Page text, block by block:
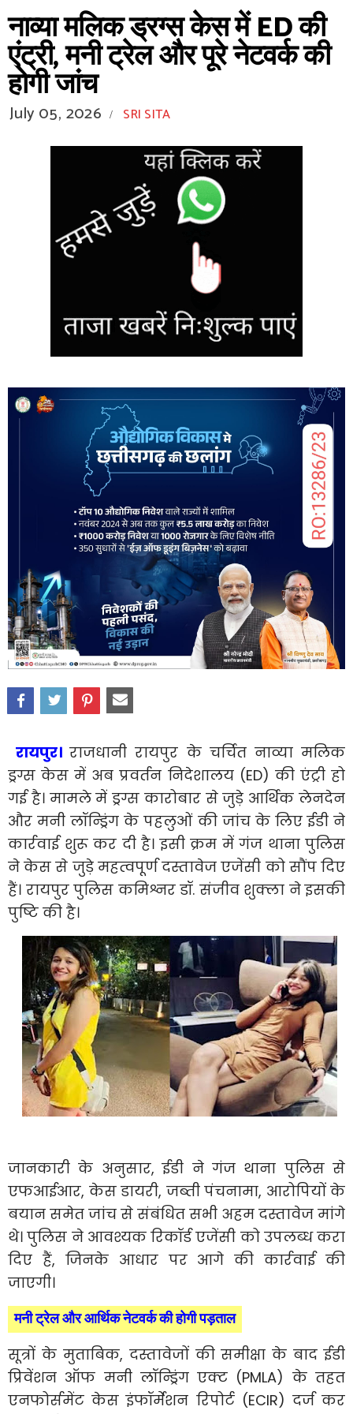
नाव्या मलिक ड्रग्स केस में ED की
एंट्री, मनी ट्रेल और पूरे नेटवर्क की
होगी जांच
July 05, 2026 / SRI SITA
रायपुर। राजधानी रायपुर के चर्चित नाव्या मलिक
ड्रग्स केस में अब प्रवर्तन निदेशालय (ED) की एंट्री हो
गई है। मामले में ड्रग्स कारोबार से जुड़े आर्थिक लेनदेन
और मनी लॉन्ड्रिंग के पहलुओं की जांच के लिए ईडी ने
कार्रवाई शुरू कर दी है। इसी क्रम में गंज थाना पुलिस
ने केस से जुड़े महत्वपूर्ण दस्तावेज एजेंसी को सौंप दिए
हैं। रायपुर पुलिस कमिश्नर डॉ. संजीव शुक्ला ने इसकी
पुष्टि की है।
जानकारी के अनुसार, ईडी ने गंज थाना पुलिस से
एफआईआर, केस डायरी, जब्ती पंचनामा, आरोपियों के
बयान समेत जांच से संबंधित सभी अहम दस्तावेज मांगे
थे। पुलिस ने आवश्यक रिकॉर्ड एजेंसी को उपलब्ध करा
दिए हैं, जिनके आधार पर आगे की कार्रवाई की
जाएगी।
मनी ट्रेल और आर्थिक नेटवर्क की होगी पड़ताल
सूत्रों के मुताबिक, दस्तावेजों की समीक्षा के बाद ईडी
प्रिवेंशन ऑफ मनी लॉन्ड्रिंग एक्ट (PMLA) के तहत
एनफोर्समेंट केस इंफॉर्मेशन रिपोर्ट (ECIR) दर्ज कर